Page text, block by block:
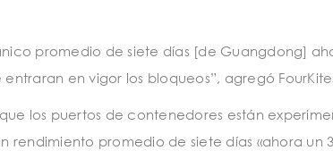
promedio de siete días [de Guangdong]
en vigor los bloqueos”, agregó
los puertos de contenedores están
rendimiento promedio de siete días «ahora un